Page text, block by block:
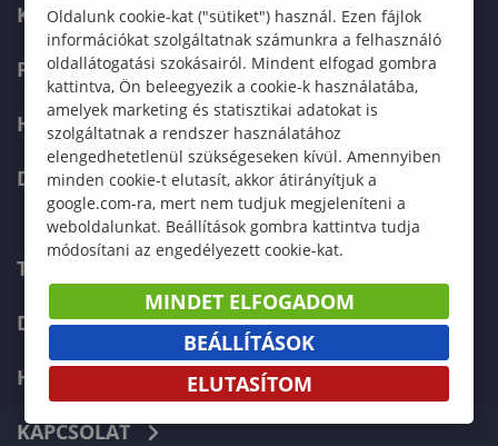
KÉPZÉSEK
FELVÉTELIZŐKNEK
HALLGATÓKNAK
DOKTORI ISKOLA
TELEFONKÖNYV
DOKUMENTUMOK
HÍREK
KAPCSOLAT
Oldalunk cookie-kat ("sütiket") használ. Ezen fájlok
információkat szolgáltatnak számunkra a felhasználó
oldallátogatási szokásairól. Mindent elfogad gombra
kattintva, Ön beleegyezik a cookie-k használatába,
amelyek marketing és statisztikai adatokat is
szolgáltatnak a rendszer használatához
elengedhetetlenül szükségeseken kívül. Amennyiben
minden cookie-t elutasít, akkor átirányítjuk a
google.com-ra, mert nem tudjuk megjeleníteni a
weboldalunkat. Beállítások gombra kattintva tudja
módosítani az engedélyezett cookie-kat.
MINDET ELFOGADOM
BEÁLLÍTÁSOK
ELUTASÍTOM